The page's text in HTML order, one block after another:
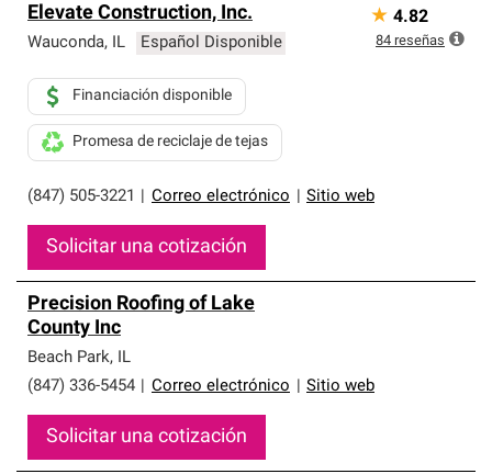
Elevate Construction, Inc.
Wauconda, IL Español Disponible
(847) 505-3221 Correo electrónico Sitio web
Financiación disponible
Promesa de reciclaje de tejas
Solicitar una cotización
★ 4.82
84 reseñas
Precision Roofing of Lake
County Inc
Beach Park, IL
(847) 336-5454
Correo electrónico Sitio web
Solicitar una cotización